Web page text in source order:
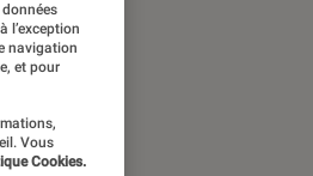
l’exception
navigation
et pour
Vous
Cookies.